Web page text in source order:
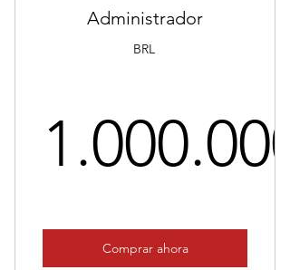
Administrador
BRL
1.000.000
Comprar ahora